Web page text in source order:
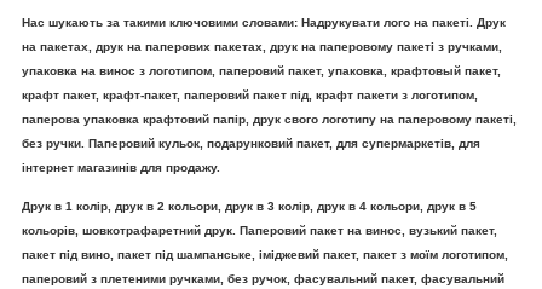
Нас шукають за такими ключовими словами: Надрукувати лого на пакеті. Друк
на пакетах, друк на паперових пакетах, друк на паперовому пакеті з ручками,
упаковка на винос з логотипом, паперовий пакет, упаковка, крафтовый пакет,
крафт пакет, крафт-пакет, паперовий пакет під, крафт пакети з логотипом,
паперова упаковка крафтовий папір, друк свого логотипу на паперовому пакеті,
без ручки. Паперовий кульок, подарунковий пакет, для супермаркетів, для
інтернет магазинів для продажу.
Друк в 1 колір, друк в 2 кольори, друк в 3 колір, друк в 4 кольори, друк в 5
кольорів, шовкотрафаретний друк. Паперовий пакет на винос, вузький пакет,
пакет під вино, пакет під шампанське, іміджевий пакет, пакет з моїм логотипом,
паперовий з плетеними ручками, без ручок, фасувальний пакет, фасувальний